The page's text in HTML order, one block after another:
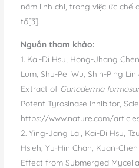
nấm linh chi, trong việc ức chế
tố[3].
Nguồn tham khảo:
1. Kai-Di Hsu, Hong-Jhang
Lum, Shu-Pei Wu, Shin-Ping
Extract of Ganoderma
Potent Tyrosinase Inhibitor,
https://www.nature.com/
2. Ying-Jang Lai, Kai-Di Hsu,
Hsieh, Yu-Hin Chan, Kuan-
Effect from Submerged